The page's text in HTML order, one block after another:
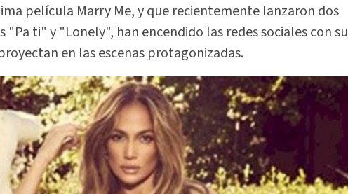
película Marry Me, y que recientemente lanzaron dos
ti" y "Lonely", han encendido las redes sociales con su
en las escenas protagonizadas.